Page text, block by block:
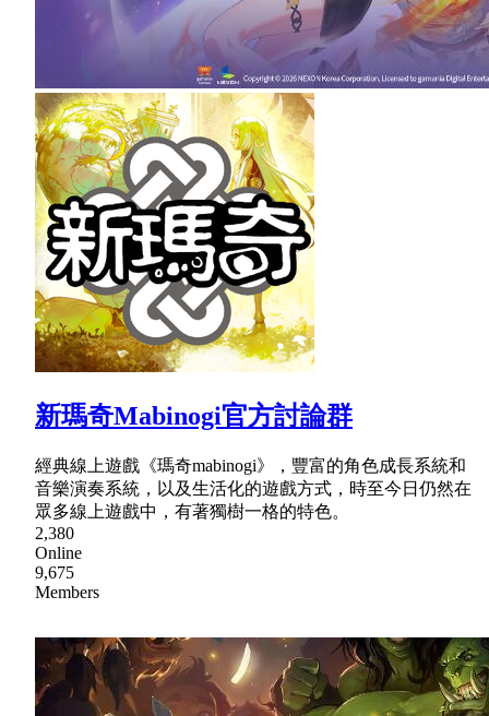
新瑪奇Mabinogi官方討論群
經典線上遊戲《瑪奇mabinogi》，豐富的角色成長系統和
音樂演奏系統，以及生活化的遊戲方式，時至今日仍然在
眾多線上遊戲中，有著獨樹一格的特色。
2,380
Online
9,675
Members